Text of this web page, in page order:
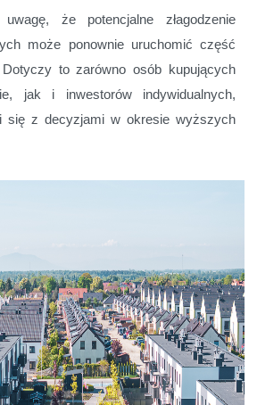
że potencjalne złagodzenie
może ponownie uruchomić część
Dotyczy to zarówno osób kupujących
jak i inwestorów indywidualnych,
się z decyzjami w okresie wyższych